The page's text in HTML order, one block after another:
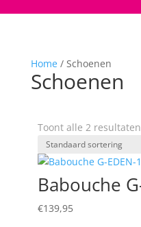
Home/ Schoenen
Schoenen
Toont alle 2 resultaten
Babouche
€139,95